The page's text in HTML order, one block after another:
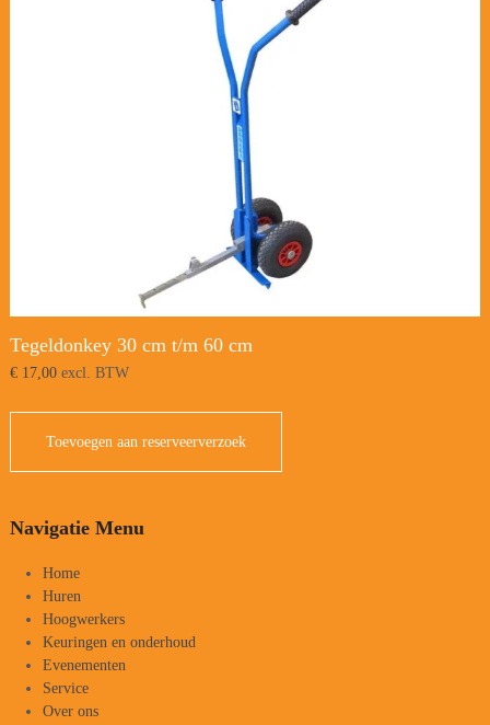
Tegeldonkey 30 cm t/m 60 cm
€17,00excl. BTW
Toevoegen aan reserveerverzoek
Navigatie Menu
Home
Huren
Hoogwerkers
Keuringen en onderhoud
Evenementen
Service
Over ons